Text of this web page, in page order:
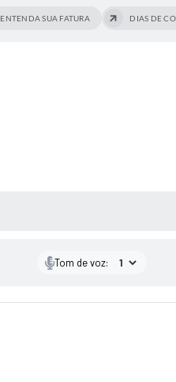
ENTENDA SUA FATURA DIAS DE
Tom de voz: